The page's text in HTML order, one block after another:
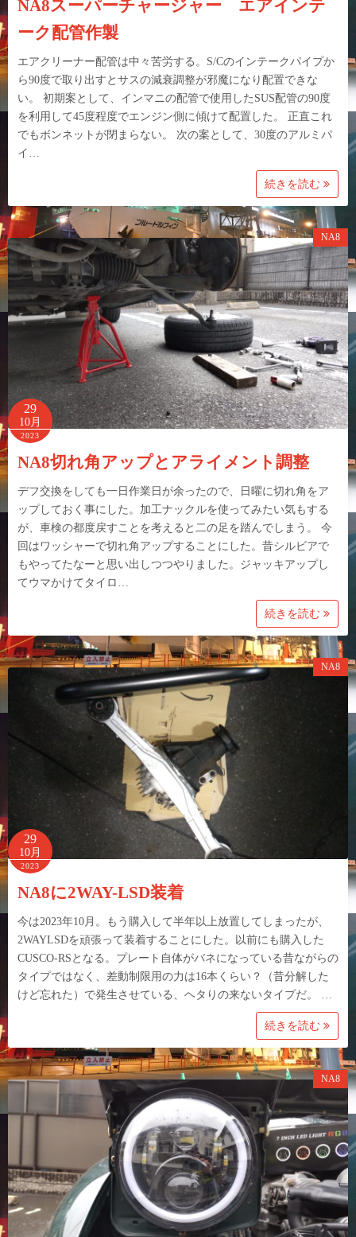
NA8スーパーチャージャー エアインテ
ーク配管作製
エアクリーナー配管は中々苦労する。S/Cのインテークパイプか
ら90度で取り出すとサスの減衰調整が邪魔になり配置できな
い。 初期案として、インマニの配管で使用したSUS配管の90度
を利用して45度程度でエンジン側に傾けて配置した。 正直これ
でもボンネットが閉まらない。 次の案として、30度のアルミパ
イ…
続きを読む
NA8
29
10月
2023
NA8切れ角アップとアライメント調整
デフ交換をしても一日作業日が余ったので、日曜に切れ角をア
ップしておく事にした。加工ナックルを使ってみたい気もする
が、車検の都度戻すことを考えると二の足を踏んでしまう。 今
回はワッシャーで切れ角アップすることにした。昔シルビアで
もやってたなーと思い出しつつやりました。ジャッキアップし
てウマかけてタイロ…
続きを読む
NA8
29
10月
2023
NA8に2WAY-LSD装着
今は2023年10月。もう購入して半年以上放置してしまったが、
2WAYLSDを頑張って装着することにした。以前にも購入した
CUSCO-RSとなる。プレート自体がバネになっている昔ながらの
タイプではなく、差動制限用の力は16本くらい？（昔分解した
けど忘れた）で発生させている、ヘタりの来ないタイプだ。 …
続きを読む
NA8